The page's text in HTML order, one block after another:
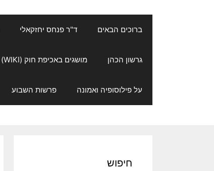
ברוכים הבאים ד"ר פנחס יחזקאלי
גרשון הכהן מושגים באכיפת חוק (WIKI)
על פילוסופיה ואמונה פרשות השבוע
חיפוש